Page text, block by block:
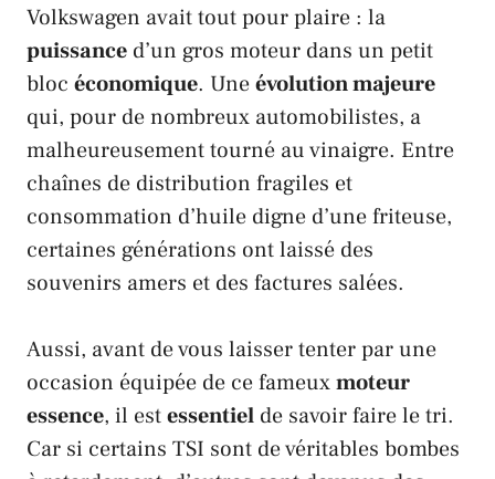
Volkswagen avait tout pour plaire : la
puissance d’un gros moteur dans un petit
bloc économique. Uneévolution majeure
qui, pour de nombreux automobilistes, a
malheureusement tourné au vinaigre. Entre
chaînes de distribution fragiles et
consommation d’huile digne d’une friteuse,
certaines générations ont laissé des
souvenirs amers et des factures salées.
Aussi, avant de vous laisser tenter par une
occasion équipée de ce fameuxmoteur
essence, il estessentiel de savoir faire le tri.
Car si certains TSI sont de véritables bombes